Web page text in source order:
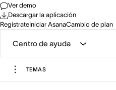
Ver demo
Descargar la aplicación
RegístrateIniciar AsanaCambio de plan
Centro de ayuda
TEMAS